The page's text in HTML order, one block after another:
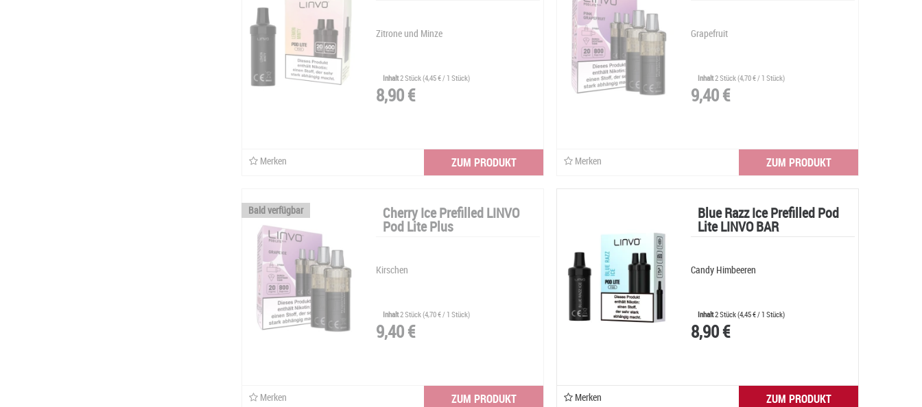
Zitrone und Minze
Inhalt2 Stück(4,45 €/ 1 Stück)
8,90 €
ZUM PRODUKT
Merken
Grapefruit
Inhalt2 Stück(4,70 €/ 1 Stück)
9,40 €
ZUM PRODUKT
Merken
Bald verfügbar Cherry Ice Prefilled LINVO
Pod Lite Plus
Kirschen
Inhalt2 Stück(4,70 €/ 1 Stück)
9,40 €
ZUM PRODUKT
Merken
Blue Razz Ice Prefilled Pod
Lite LINVO BAR
Candy Himbeeren
Inhalt2 Stück(4,45 €/ 1 Stück)
8,90 €
ZUM PRODUKT
Merken